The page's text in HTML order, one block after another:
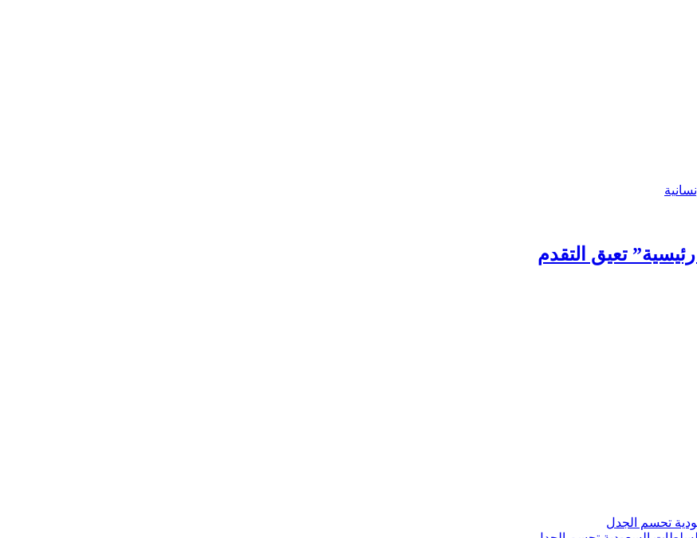
تعيق التقدم